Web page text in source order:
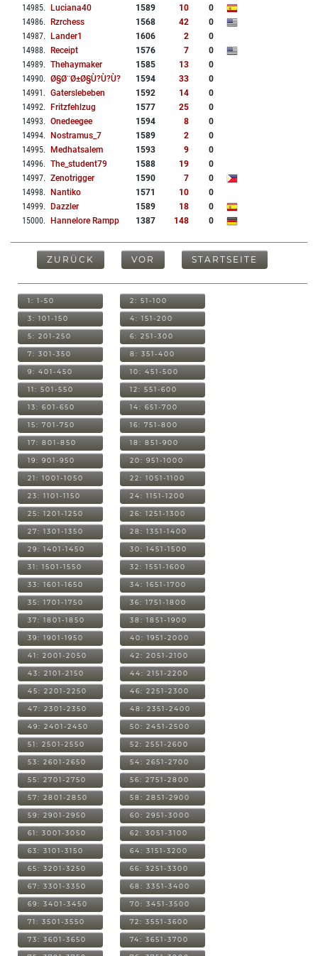
14985. Luciana40 1589 10
0
14986. Rzrchess 1568 42
0
14987. Lander1 1606 2
0
14988. Receipt 1576 7
0
14989. Thehaymaker 1585 13
0
14990. Ø§ø¨ø±ø§ù?ù?ù? 1594 33
0
14991 . Gaterslebeben 1592 14
0
14992. Fritzfehlzug 1577 25
0
14993. Onedeegee 1594 8
0
14994. Nostramus_7 1589 2
0
14995. Medhatsalem 1593 9
0
14996. The_student79 1588 19
0
14997. Zenotrigger 1590 7
0
14998. Nantiko 1571 10
0
14999. Dazzler 1589 18
0
15000. Hannelore Rampp 1387 148 0
ZURÜCK VOR STARTSEITE
1: 1-50 2: 51-100
3: 101-150 4: 151-200
5: 201-250 6: 251-300
7: 301-350 8: 351-400
9: 401-450 10: 451-500
11: 501-550 12: 551-600
13: 601-650 14: 651-700
15: 701-750 16: 751-800
17: 801-850 18: 851-900
19: 901-950 20: 951-1000
21: 1001-1050 22: 1051-1100
23: 1101-1150 24: 1151-1200
25: 1201-1250 26: 1251-1300
27: 1301-1350 28: 1351-1400
29: 1401-1450 30: 1451-1500
31: 1501-1550 32: 1551-1600
33: 1601-1650 34: 1651-1700
35: 1701-1750 36: 1751-1800
37: 1801-1850 38: 1851-1900
39: 1901-1950 40: 1951-2000
41: 2001-2050 42: 2051-2100
43: 2101-2150 44: 2151-2200
45: 2201-2250 46: 2251-2300
47: 2301-2350 48: 2351-2400
49: 2401-2450 50: 2451-2500
51: 2501-2550 52: 2551-2600
53: 2601-2650 54: 2651-2700
55: 2701-2750 56: 2751-2800
57: 2801-2850 58: 2851-2900
59: 2901-2950 60: 2951-3000
61: 3001-3050 62: 3051-3100
63: 3101-3150 64: 3151-3200
65: 3201-3250 66: 3251-3300
67: 3301-3350 68: 3351-3400
69: 3401-3450 70: 3451-3500
71: 3501-3550 72: 3551-3600
73: 3601-3650 74: 3651-3700